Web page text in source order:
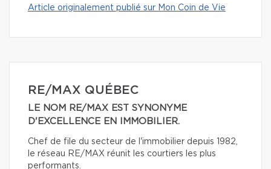
Article originalement publié sur Mon Coin de Vie
RE/MAX QUÉBEC
LE NOM RE/MAX EST SYNONYME
D'EXCELLENCE EN IMMOBILIER.
Chef de file du secteur de l'immobilier depuis 1982,
le réseau RE/MAX réunit les courtiers les plus
performants.